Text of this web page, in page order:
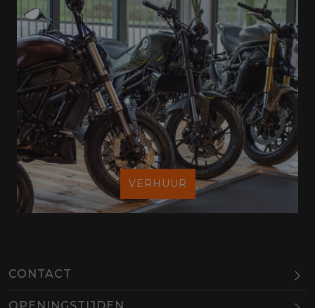
VERHUUR
CONTACT